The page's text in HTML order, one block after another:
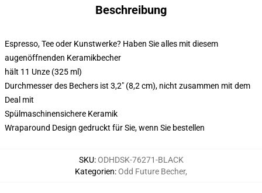
Beschreibung
Espresso, Tee oder Kunstwerke? Haben Sie alles mit diesem
augenöffnenden Keramikbecher
hält 11 Unze (325 ml)
Durchmesser des Bechers ist 3,2" (8,2 cm), nicht zusammen mit dem
Deal mit
Spülmaschinensichere Keramik
Wraparound Design gedruckt für Sie, wenn Sie bestellen
SKU:ODHDSK-76271-BLACK
Kategorien:Odd Future Becher,